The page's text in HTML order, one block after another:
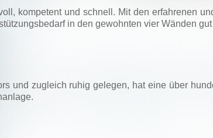
kompetent und schnell. Mit den erfahrenen
in den gewohnten vier Wänden
und zugleich ruhig gelegen, hat eine über